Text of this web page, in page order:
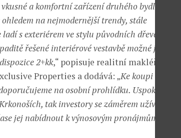
a komfortní zařízení druhého bydlení na
na nejmodernější trendy, stále
s exteriérem ve stylu původních dřevěných
řešené interiérové vestavbě možné jednotku
2+kk,“ popisuje realitní makléřka
Properties a dodává: „Ke koupi stále
na osobní prohlídku. Uspokojí jak
tak investory se záměrem užívat
jej nabídnout k výnosovým pronájmům